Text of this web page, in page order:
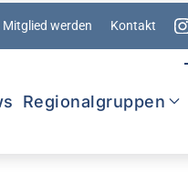
Mitglied werden Kontakt
Regionalgruppen